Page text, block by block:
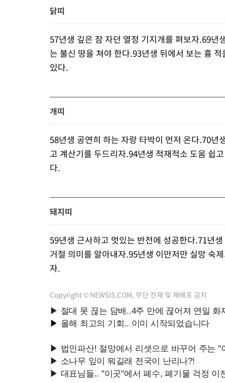
닭띠
57년생 깊은 잠 자던 열정 기지개를 펴보자.69
는 불신 땅을 쳐야 한다.93년생 뒤에서 보는 흉
있다.
개띠
58년생 공연히 하는 자랑 타박이 먼저 온다.70
고 계산기를 두드리자.94년생 적재적소 도움 쉽
다.
돼지띠
59년생 근사하고 멋있는 반전에 성공한다.71년
거절 의미를 알아내자.95년생 이만저만 실망 숙
자.
Copyright © NEWSIS.COM, 무단 전재 및 재배포 금지